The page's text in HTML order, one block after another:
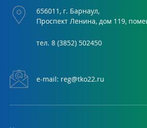
656011, г. Барнаул,
Проспект Ленина, дом 119,
тел. 8 (3852) 502450
е-mail: reg@tko22.ru